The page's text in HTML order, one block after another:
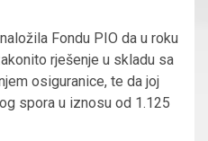
Fondu PIO da u roku
rješenje u skladu sa
osiguranice, te da joj
spora u iznosu od 1.125